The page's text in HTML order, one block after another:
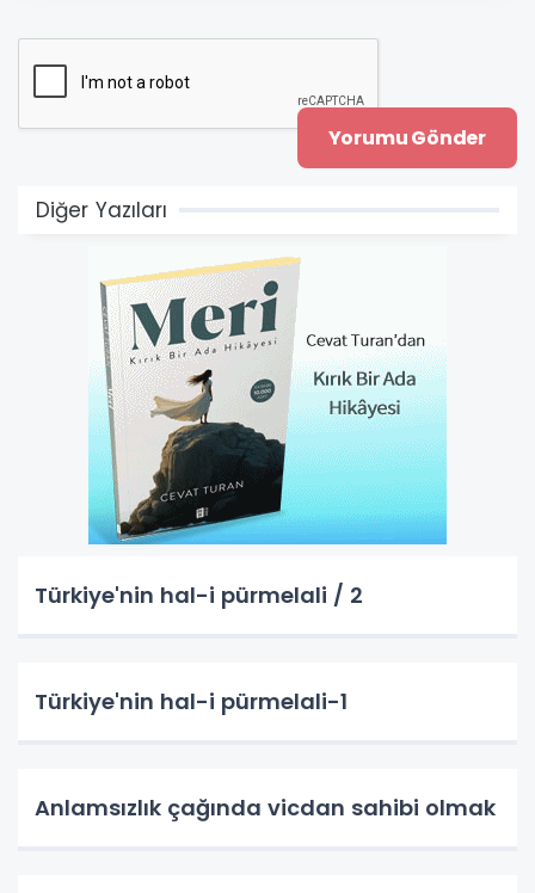
Diğer Yazıları
Türkiye'nin hal-i pürmelali / 2
Türkiye'nin hal-i pürmelali-1
Anlamsızlık çağında vicdan sahibi olmak